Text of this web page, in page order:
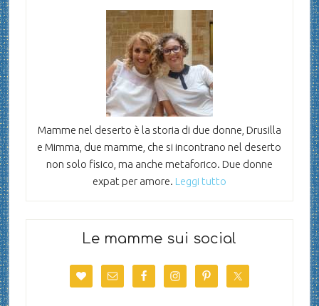
Mamme nel deserto è la storia di due donne, Drusilla
e Mimma, due mamme, che si incontrano nel deserto
non solo fisico, ma anche metaforico. Due donne
expat per amore. Leggi tutto
Le mamme sui social